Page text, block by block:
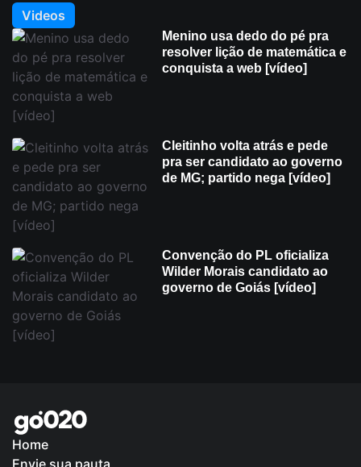
Videos
Menino usa dedo do pé pra
resolver lição de matemática e
conquista a web [vídeo]
Cleitinho volta atrás e pede
pra ser candidato ao governo
de MG; partido nega [vídeo]
Convenção do PL oficializa
Wilder Morais candidato ao
governo de Goiás [vídeo]
Home
Envie sua pauta